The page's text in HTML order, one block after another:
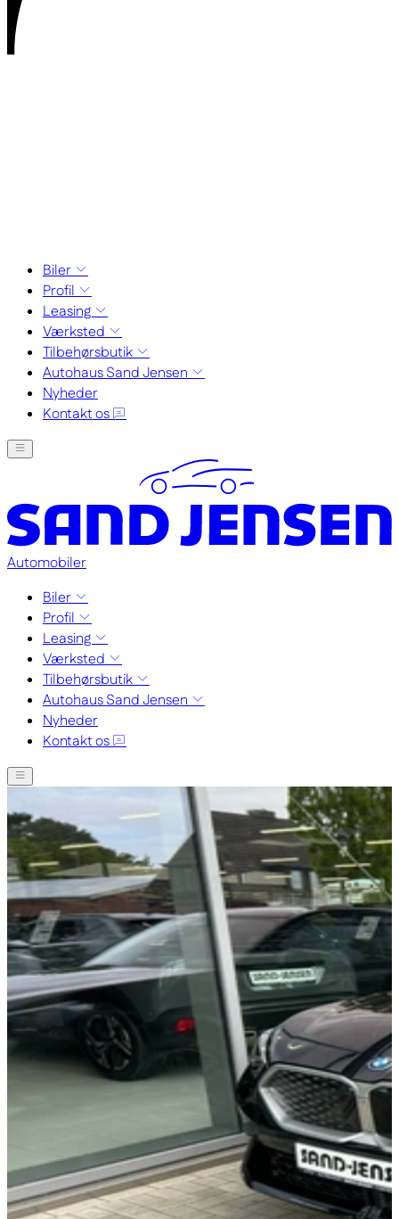
Biler
Profil
Leasing
Værksted
Tilbehørsbutik
Autohaus Sand Jensen
Nyheder
Kontakt os
Automobiler
Biler
Profil
Leasing
Værksted
Tilbehørsbutik
Autohaus Sand Jensen
Nyheder
Kontakt os